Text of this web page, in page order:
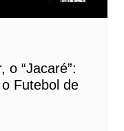
o “Jacaré”:
Futebol de